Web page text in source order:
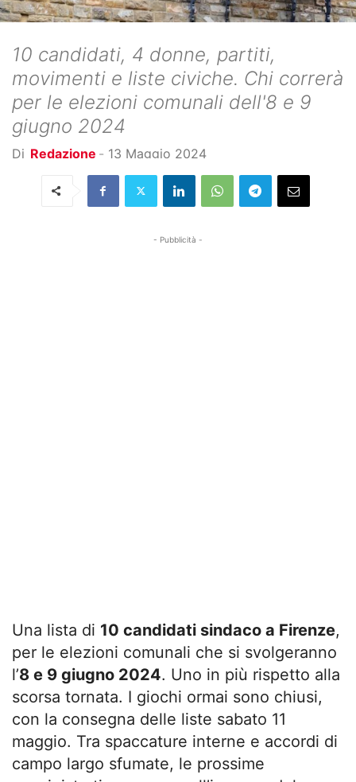
10 candidati, 4 donne, partiti,
movimenti e liste civiche. Chi correrà
per le elezioni comunali dell'8 e 9
giugno 2024
Di Redazione - 13 Maggio 2024
- Pubblicità -
Una lista di 10 candidati sindaco a Firenze,
per le elezioni comunali che si svolgeranno
l’8 e 9 giugno 2024. Uno in più rispetto alla
scorsa tornata. I giochi ormai sono chiusi,
con la consegna delle liste sabato 11
maggio. Tra spaccature interne e accordi di
campo largo sfumate, le prossime